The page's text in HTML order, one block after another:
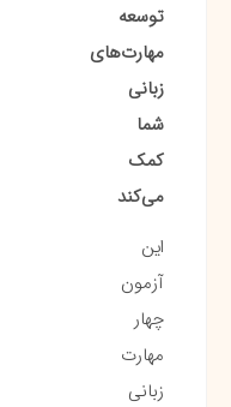
توسعه
مهارت‌های
زبانی
شما
کمک
می‌کند
این
آزمون
چهار
مهارت
زبانی